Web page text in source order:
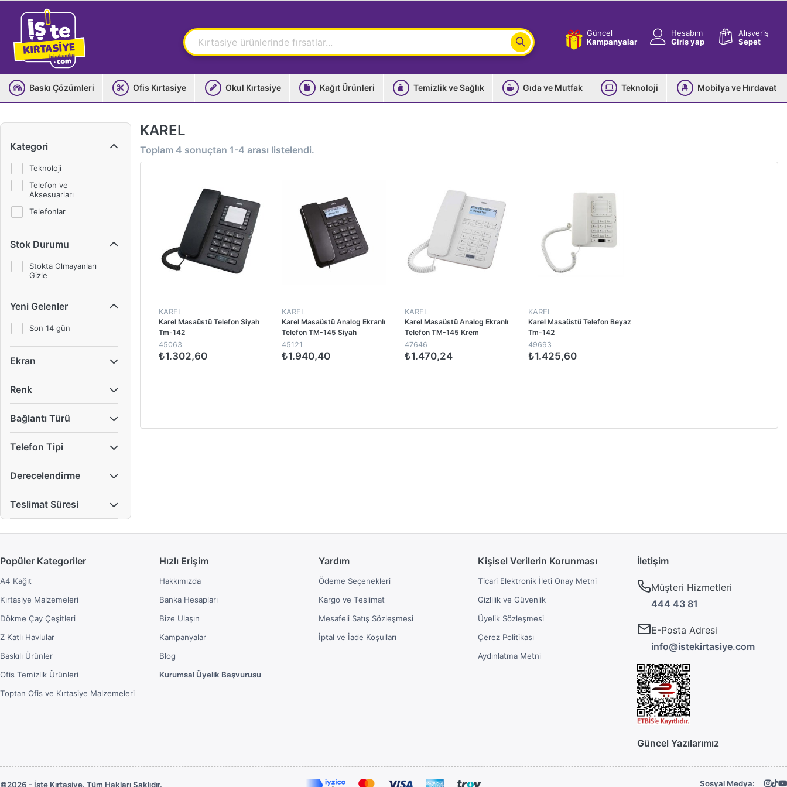
Güncel
Kampanyalar
Hesabım
Giriş yap
Alışveriş
Sepet
Baskı Çözümleri Ofis Kırtasiye Okul Kırtasiye Kağıt Ürünleri Temizlik ve Sağlık Gıda ve Mutfak Teknoloji Mobilya ve Hırdavat
Kategori
Teknoloji
Telefon ve
Aksesuarları
Telefonlar
Stok Durumu
Stokta Olmayanları
Gizle
Yeni Gelenler
Son 14 gün
Ekran
Renk
Bağlantı Türü
Telefon Tipi
Derecelendirme
Teslimat Süresi
KAREL
Toplam 4 sonuçtan 1-4 arası listelendi.
KAREL
Karel Masaüstü Telefon Siyah
Tm-142
45063
₺1.302,60
KAREL
Karel Masaüstü Analog Ekranlı
Telefon TM-145 Siyah
45121
₺1.940,40
KAREL
Karel Masaüstü Analog Ekranlı
Telefon TM-145 Krem
47646
₺1.470,24
KAREL
Karel Masaüstü Telefon Beyaz
Tm-142
49693
₺1.425,60
Popüler Kategoriler
A4 Kağıt
Kırtasiye Malzemeleri
Dökme Çay Çeşitleri
Z Katlı Havlular
Baskılı Ürünler
Ofis Temizlik Ürünleri
Toptan Ofis ve Kırtasiye Malzemeleri
Hızlı Erişim
Hakkımızda
Banka Hesapları
Bize Ulaşın
Kampanyalar
Blog
Kurumsal Üyelik Başvurusu
Yardım
Ödeme Seçenekleri
Kargo ve Teslimat
Mesafeli Satış Sözleşmesi
İptal ve İade Koşulları
Kişisel Verilerin Korunması
Ticari Elektronik İleti Onay Metni
Gizlilik ve Güvenlik
Üyelik Sözleşmesi
Çerez Politikası
Aydınlatma Metni
İletişim
Müşteri Hizmetleri
444 43 81
E-Posta Adresi
info@istekirtasiye.com
Güncel Yazılarımız
©2026 - İşte Kırtasiye. Tüm Hakları Saklıdır. Sosyal Medya: